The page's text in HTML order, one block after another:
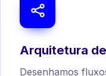
Arquitetura
Desenhamos